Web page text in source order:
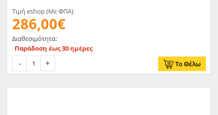
Τιμή eshop (Με ΦΠΑ)
286,00€
Διαθεσιμότητα:
Παράδοση έως 30 ημέρες
Το Θέλω